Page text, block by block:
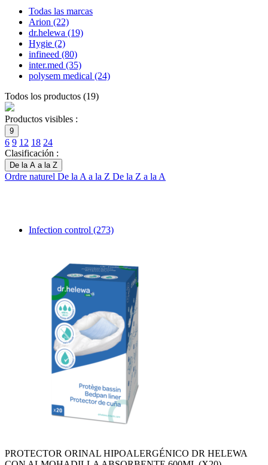
Todas las marcas
Arion (22)
dr.helewa (19)
Hygie (2)
infineed (80)
inter.med (35)
polysem medical (24)
Todos los productos (19)
Productos visibles :
9
6 9 12 18 24
Clasificación :
De la A a la Z
Ordre naturel De la A a la Z De la Z a la A
Infection control (273)
PROTECTOR ORINAL HIPOALERGÉNICO DR HELEWA